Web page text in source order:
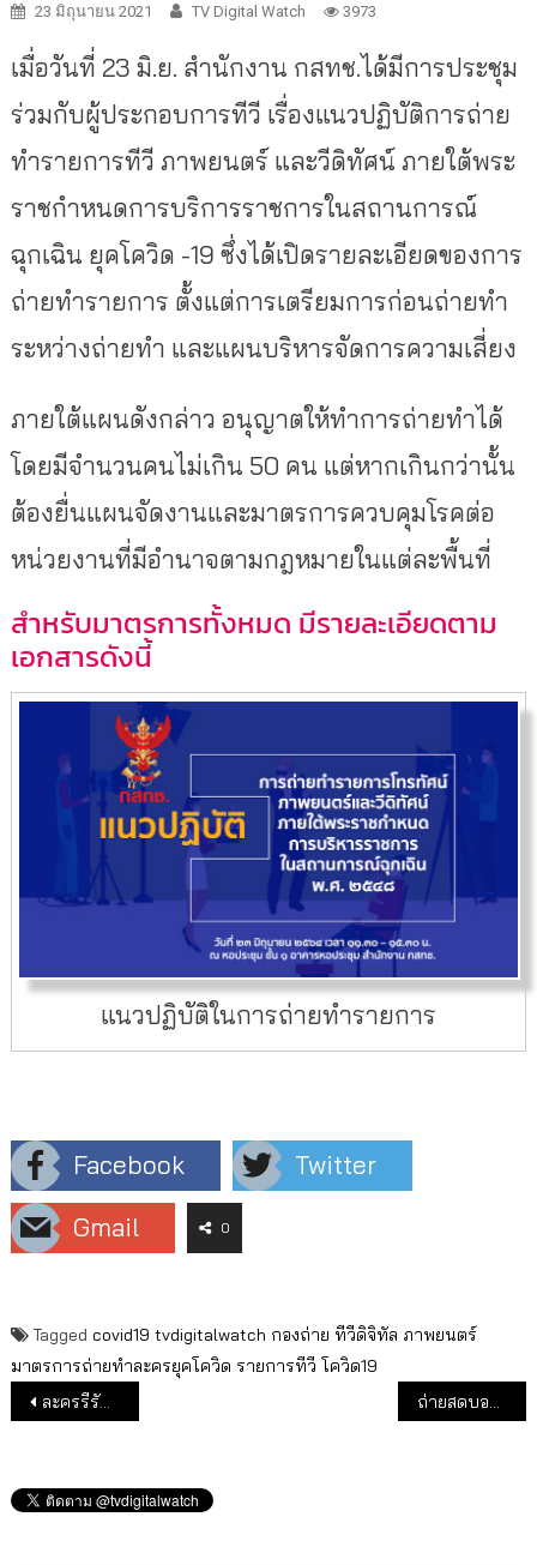
23 มิถุนายน 2021 TV Digital Watch 3973
เมื่อวันที่ 23 มิ.ย. สำนักงาน กสทช.ได้มีการประชุม
ร่วมกับผู้ประกอบการทีวี เรื่องแนวปฏิบัติการถ่าย
ทำรายการทีวี ภาพยนตร์ และวีดิทัศน์ ภายใต้พระ
ราชกำหนดการบริการราชการในสถานการณ์
ฉุกเฉิน ยุคโควิด -19 ซึ่งได้เปิดรายละเอียดของการ
ถ่ายทำรายการ ตั้งแต่การเตรียมการก่อนถ่ายทำ
ระหว่างถ่ายทำ และแผนบริหารจัดการความเสี่ยง
ภายใต้แผนดังกล่าว อนุญาตให้ทำการถ่ายทำได้
โดยมีจำนวนคนไม่เกิน 50 คน แต่หากเกินกว่านั้น
ต้องยื่นแผนจัดงานและมาตรการควบคุมโรคต่อ
หน่วยงานที่มีอำนาจตามกฎหมายในแต่ละพื้นที่
สำหรับมาตรการทั้งหมด มีรายละเอียดตาม
เอกสารดังนี้
แนวปฏิบัติในการถ่ายทำรายการ
Facebook
Twitter
Gmail
0
Tagged covid19 tvdigitalwatch กองถ่าย ทีวีดิจิทัล ภาพยนตร์
มาตรการถ่ายทำละครยุคโควิด รายการทีวี โควิด19
แนะแนวเรื่อง
ละครรีรัน “สัมปทานหัวใจ” ชนะละครใหม่ เรตติ้งขึ้นอันดับ 1 ละครค่ำ ถ่ายสดบอลยูโร กระทบเรตติ้งละครไพรม์ไทม์ช่อง 3 เหตุจอดำเปลี่ยน BissKey